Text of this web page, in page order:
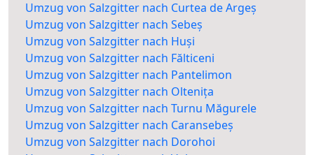
Umzug von Salzgitter nach Curtea de Argeș
Umzug von Salzgitter nach Sebeș
Umzug von Salzgitter nach Huși
Umzug von Salzgitter nach Fălticeni
Umzug von Salzgitter nach Pantelimon
Umzug von Salzgitter nach Oltenița
Umzug von Salzgitter nach Turnu Măgurele
Umzug von Salzgitter nach Caransebeș
Umzug von Salzgitter nach Dorohoi